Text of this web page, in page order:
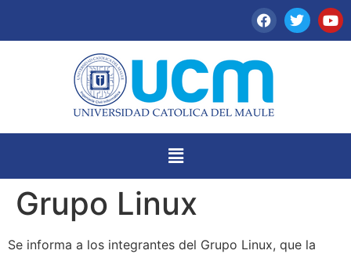
Grupo Linux
Se informa a los integrantes del Grupo Linux, que la